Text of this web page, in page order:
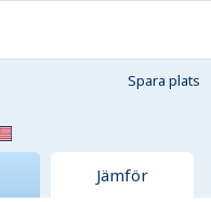
Spara plats
Jämför